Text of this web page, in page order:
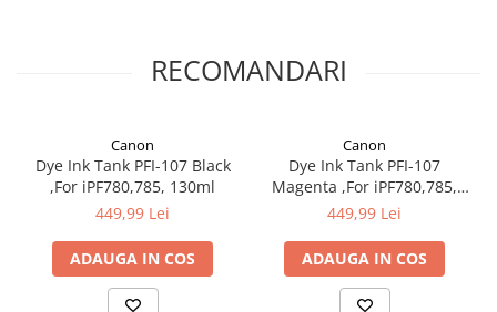
RECOMANDARI
Canon
Dye Ink Tank PFI-107 Black
,For iPF780,785, 130ml
449,99 Lei
ADAUGA IN COS
Canon
Dye Ink Tank PFI-107
Magenta ,For iPF780,785,
130ml
449,99 Lei
ADAUGA IN COS